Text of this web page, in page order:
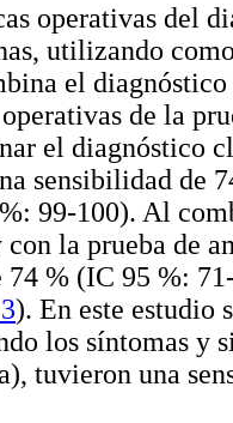
operativas del
utilizando
el
de la
el diagnóstico
sensibilidad de
99-100). Al
la prueba de
74 % (IC 95 %:
). En este estudio
los síntomas y
tuvieron una